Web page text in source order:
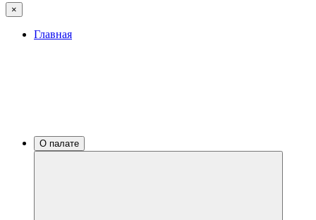
×
Главная
О палате